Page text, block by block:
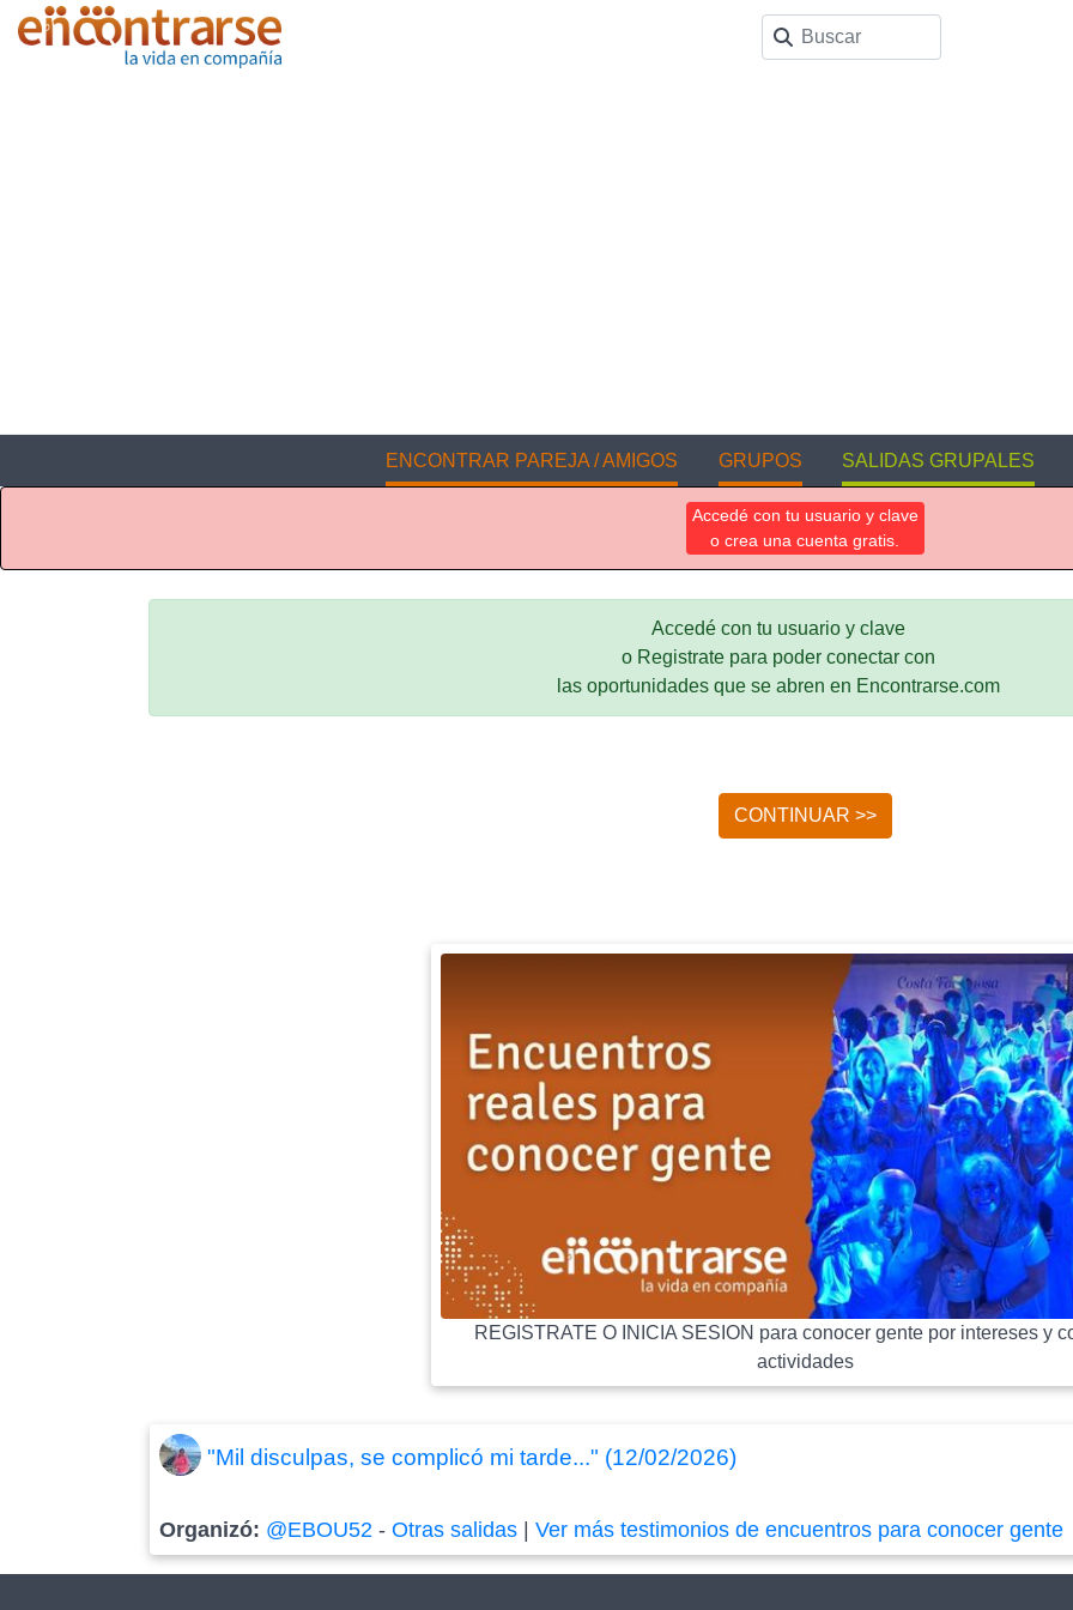
ENCONTRAR PAREJA / AMIGOS GRUPOS SALIDAS GRUPALES
Accedé con tu usuario y clave
o crea una cuenta gratis.
Accedé con tu usuario y clave
o Registrate para poder conectar con
las oportunidades que se abren en Encontrarse.com
CONTINUAR >>
REGISTRATE O INICIA SESION para conocer gente por intereses y
actividades
"Mil disculpas, se complicó mi tarde..." (12/02/2026)
Organizó: @EBOU52 -Otras salidas |Ver más testimonios de encuentros para conocer gente